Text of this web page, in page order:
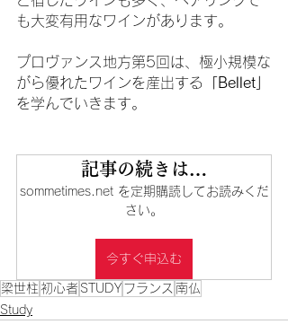
も大変有用なワインがあります。
プロヴァンス地方第5回は、極小規模な
がら優れたワインを産出する 「Bellet」
を学んでいきます。
記事の続きは…
sommetimes.net を定期購読してお読みくだ
さい。
今すぐ申込む
梁世柱 初心者 STUDY フランス 南仏
Study